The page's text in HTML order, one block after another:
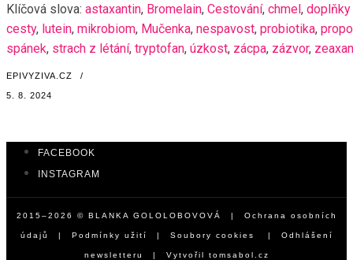
Klíčová slova: astaxantin, Bromelain, Cestování, chmel, doplňky
cesty, lutein, mikrobiom, Mučenka, nespavost, probiotika,
spánek, strach z létání, tryptofan, úzkost, zácpa, zázvor,
EPIVYZIVA.CZ /
5. 8. 2024
FACEBOOK
INSTAGRAM
2015–2026 © BLANKA GOLOLOBOVOVÁ | Ochrana osobních
údajů | Podmínky užití | Soubory cookies | Odhlášení
newsletteru | Vytvořil tomsabol.cz